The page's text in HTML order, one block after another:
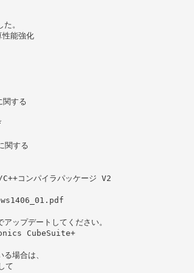
。
能強化
する
関する
コンパイラパッケージ V2
ップデートしてください。
CubeSuite+
場合は、
て